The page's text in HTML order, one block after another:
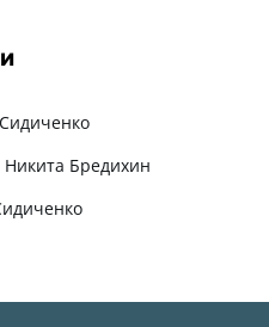
Никита Бредихин